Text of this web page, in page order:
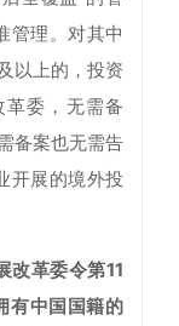
管理。对其中
以上的，投资
委，无需备
备案也无需告
开展的境外投
改革委令第11
有中国国籍的